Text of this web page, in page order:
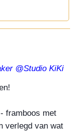
@Studio KiKi
framboos met
verlegd van wat